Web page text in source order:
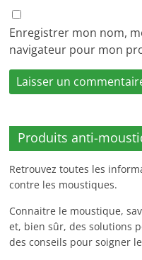
Enregistrer mon nom,
navigateur pour mon
Produits anti-
Retrouvez toutes les
contre les moustiques.
Connaitre le moustique,
et, bien sûr, des solutions
des conseils pour soigner